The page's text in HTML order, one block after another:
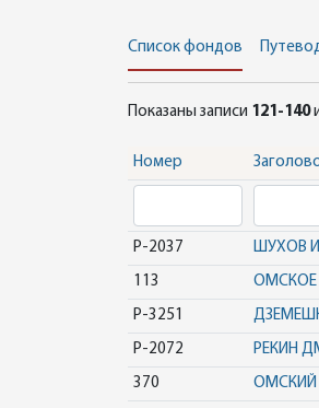
Список фондов
Показаны записи 121-140
Номер
Р-2037 ШУХОВ
113 ОМСКОЕ
Р-3251
Р-2072 РЕКИН
370 ОМСКИЙ